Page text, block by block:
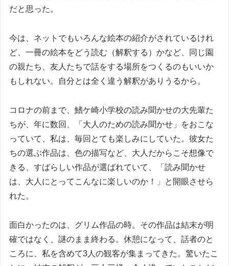
だと思った。
今は、ネットでもいろんな絵本の紹介がされているけれ
ど、一冊の絵本をどう読む（解釈する）かなど、同じ園
の親たち、友人たちで話をする場所をつくるのもいいか
もしれない。自分とは全く違う解釈がありうるから。
コロナの前まで、鰭ケ崎小学校の読み聞かせの大先輩た
ちが、年に数回、「大人のための読み聞かせ」をおこな
っていて、私は、毎回とても楽しみにしていた。彼女た
ちの選ぶ作品は、色の描写など、大人だからこそ想像で
きる、すばらしい作品が選ばれていて、「読み聞かせ
は、大人にとってこんなに楽しいのか！」と開眼させら
れた。
面白かったのは、グリム作品の時。その作品は結末が明
確ではなく、謎のまま終わる。休憩になって、話者のと
ころに、私を含めて3人の観客が集まってきた。驚いたこ